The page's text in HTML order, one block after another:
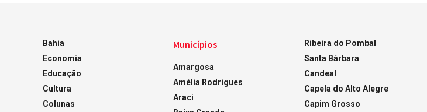
Bahia
Economia
Educação
Cultura
Colunas
Municípios
Amargosa
Amélia Rodrigues
Araci
Ribeira do Pombal
Santa Bárbara
Candeal
Capela do Alto Alegre
Capim Grosso